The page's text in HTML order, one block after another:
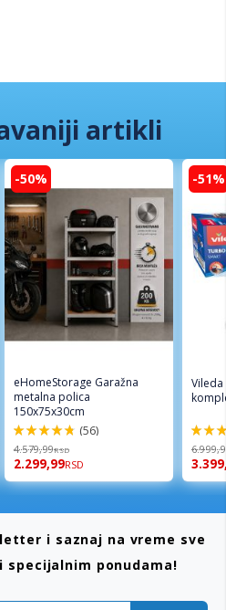
artikli
-50%
eHomeStorage Garažna
metalna polica
150x75x30cm
96%
(56)
4.579,99RSD
2.299,99RSD
-51%
92%
i saznaj na vreme sve
specijalnim ponudama!